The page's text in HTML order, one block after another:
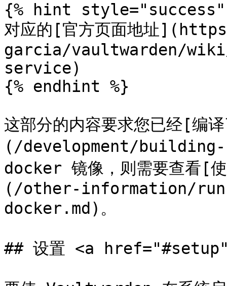
{% hint style="success"
对应的[官方页面地址
garcia/vaultwarden/
service)
{% endhint %}
这部分的内容要求您已经[
(/development/building-
docker 镜像，则需要查看
(/other-information/
docker.md)。
## 设置 <a